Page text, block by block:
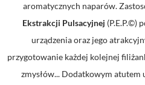
aromatycznych naparów.
Ekstrakcji Pulsacyjnej (P.E.P.©)
urządzenia oraz jego
przygotowanie każdej kolejnej
zmysłów... Dodatkowym atutem